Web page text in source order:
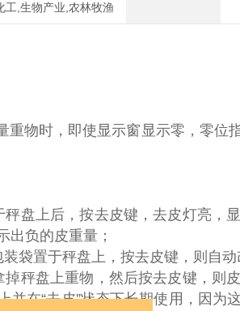
工,生物产业,农林牧渔
重物时，即使显示窗显示零，零位
盘上后，按去皮键，去皮灯亮，
出负的皮重量；
袋置于秤盘上，按去皮键，则自动
秤盘上重物，然后按去皮键，则
并在“去皮”状态下长期使用，因为